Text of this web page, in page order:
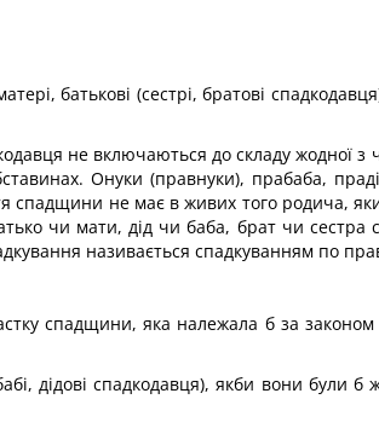
батькові (сестрі, братові
не включаються до складу жодної з
Онуки (правнуки), прабаба,
спадщини не має в живих того родича,
чи мати, дід чи баба, брат чи сестра
називається спадкуванням по
спадщини, яка належала б за законом
дідові спадкодавця), якби вони були